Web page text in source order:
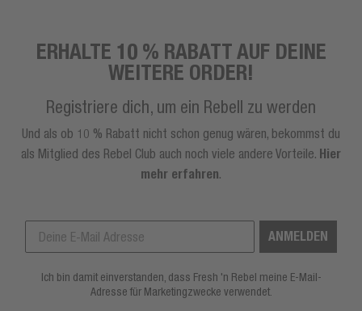
ERHALTE 10 % RABATT AUF DEINE
WEITERE ORDER!
Registriere dich, um ein Rebell zu werden
Und als ob 10 % Rabatt nicht schon genug wären, bekommst du
als Mitglied des Rebel Club auch noch viele andere Vorteile. Hier
mehr erfahren.
ANMELDEN
Ich bin damit einverstanden, dass Fresh 'n Rebel meine E-Mail-
Adresse für Marketingzwecke verwendet.